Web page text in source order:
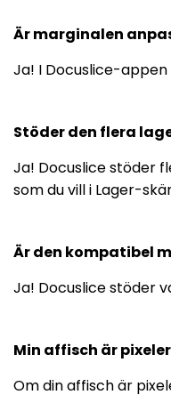
Är marginalen
Ja! I Docuslice-
Stöder den flera
Ja! Docuslice stöder
som du vill i Lager-
Är den kompatibel
Ja! Docuslice stöder
Min affisch är
Om din affisch är